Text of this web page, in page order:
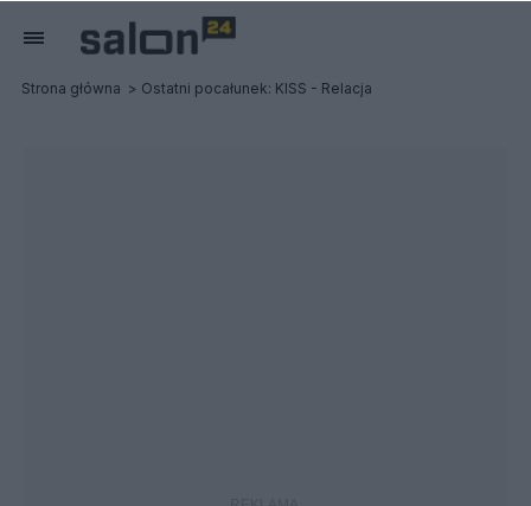
Strona główna Ostatni pocałunek: KISS - Relacja